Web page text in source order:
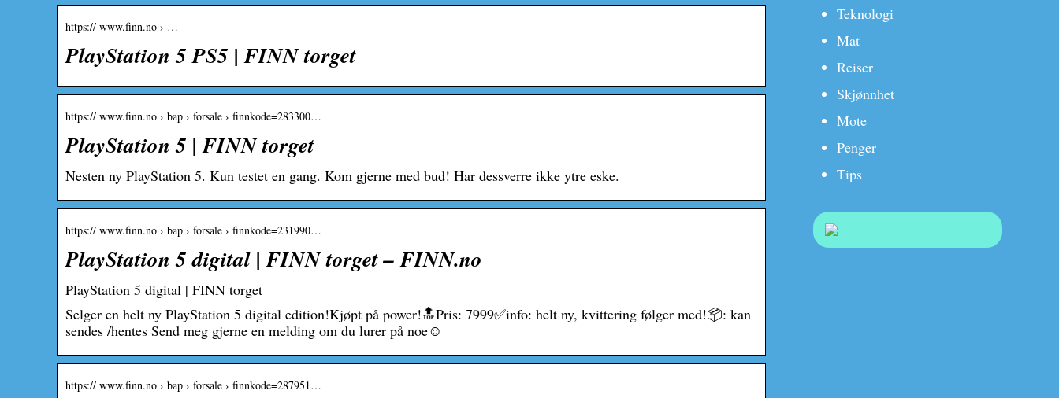
https:// www.finn.no › …
PlayStation 5 PS5 | FINN torget
https:// www.finn.no › bap › forsale › finnkode=283300…
PlayStation 5 | FINN torget
Nesten ny PlayStation 5. Kun testet en gang. Kom gjerne med bud! Har dessverre ikke ytre eske.
https:// www.finn.no › bap › forsale › finnkode=231990…
PlayStation 5 digital | FINN torget – FINN.no
PlayStation 5 digital | FINN torget
Selger en helt ny PlayStation 5 digital edition!Kjøpt på power!🔝Pris: 7999✅info: helt ny, kvittering følger med!📦: kan
sendes /hentes Send meg gjerne en melding om du lurer på noe☺️
https:// www.finn.no › bap › forsale › finnkode=287951…
Teknologi
Mat
Reiser
Skjønnhet
Mote
Penger
Tips